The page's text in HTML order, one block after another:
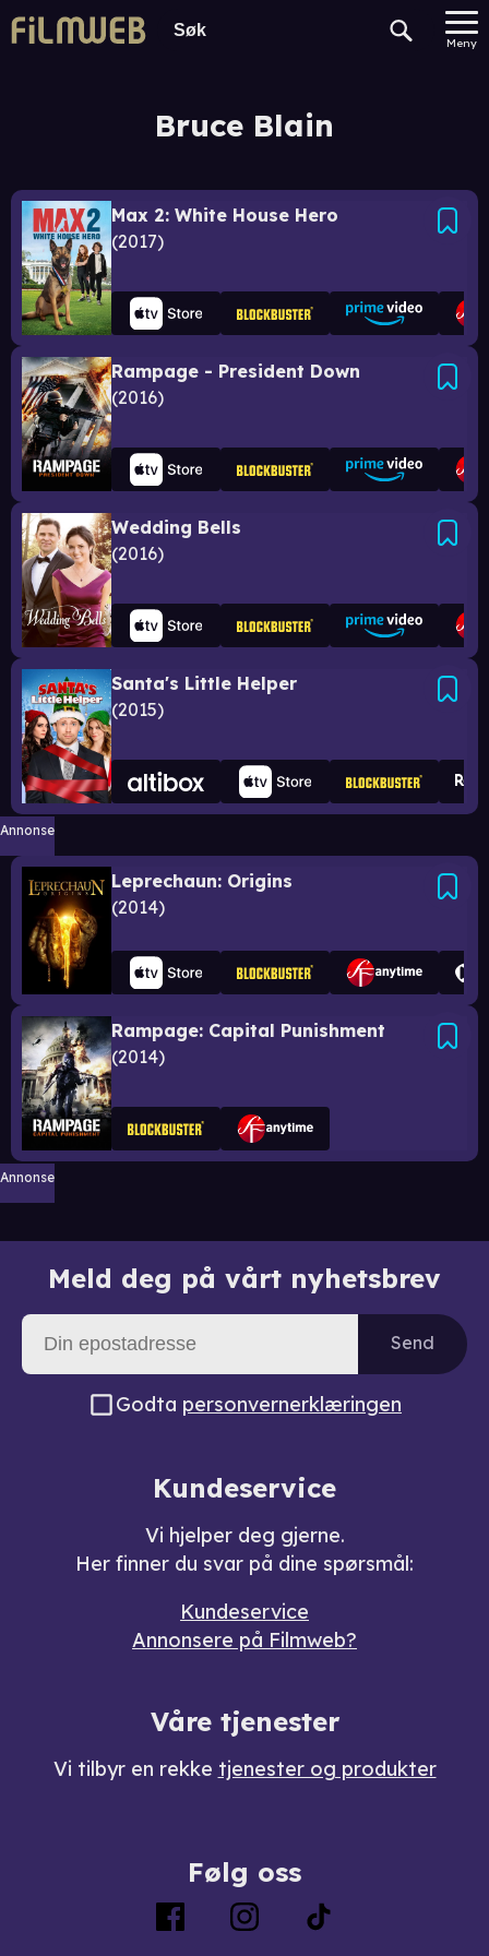
Meny
Bruce Blain
Max 2: White House Hero
2017
Rampage - President Down
2016
Wedding Bells
2016
Santa's Little Helper
2015
Annonse
Leprechaun: Origins
2014
Rampage: Capital Punishment
2014
Annonse
Meld deg på vårt nyhetsbrev
Send
Godta personvernerklæringen
Kundeservice
Vi hjelper deg gjerne.
Her finner du svar på dine spørsmål:
Kundeservice
Annonsere på Filmweb?
Våre tjenester
Vi tilbyr en rekke tjenester og produkter
Følg oss